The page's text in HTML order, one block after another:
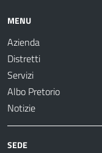
MENU
Azienda
Distretti
Servizi
Albo Pretorio
Notizie
SEDE